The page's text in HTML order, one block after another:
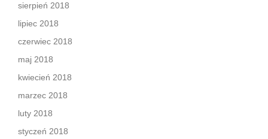
sierpień 2018
lipiec 2018
czerwiec 2018
maj 2018
kwiecień 2018
marzec 2018
luty 2018
styczeń 2018